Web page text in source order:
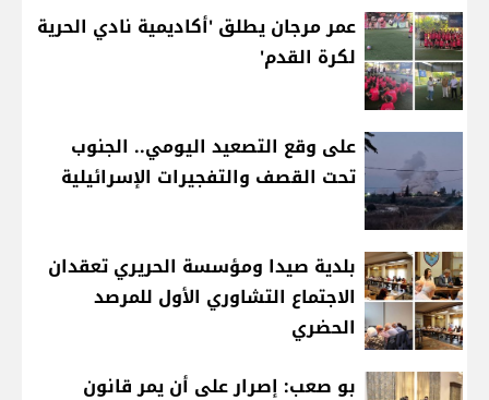
عمر مرجان يطلق 'أكاديمية نادي الحرية
لكرة القدم'
على وقع التصعيد اليومي.. الجنوب
تحت القصف والتفجيرات الإسرائيلية
بلدية صيدا ومؤسسة الحريري تعقدان
الاجتماع التشاوري الأول للمرصد
الحضري
بو صعب: إصرار على أن يمر قانون